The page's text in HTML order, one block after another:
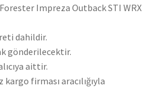
Impreza Outback STI WRX
dahildir.
gönderilecektir.
aittir.
firması aracılığıyla